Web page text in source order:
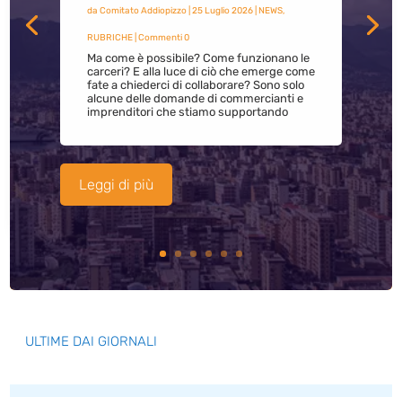
da Comitato Addiopizzo| 25 Luglio 2026| NEWS,
RUBRICHE| Commenti 0
Ma come è possibile? Come funzionano le
carceri? E alla luce di ciò che emerge come
fate a chiederci di collaborare? Sono solo
alcune delle domande di commercianti e
imprenditori che stiamo supportando
Leggi di più
ULTIME DAI GIORNALI